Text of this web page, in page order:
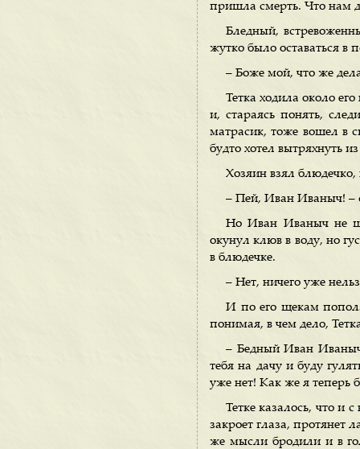
пришла смерть. Что нам
Бледный,
жутко было оставаться в
– Боже мой, что же
Тетка ходила около
и, стараясь понять,
матрасик, тоже вошел в
будто хотел вытряхнуть
Хозяин взял
– Пей, Иван Иваныч! –
Но Иван Иваныч не
окунул клюв в воду, но
в блюдечке.
– Нет, ничего уже
И по его щекам
понимая, в чем дело,
– Бедный Иван
тебя на дачу и буду
уже нет! Как же я теперь
Тетке казалось, что и
закроет глаза, протянет
же мысли бродили и в